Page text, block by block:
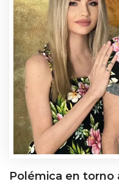
Polémica en torno